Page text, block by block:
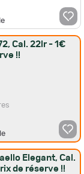
Cal. 22lr - 1€
!!
Elegant, Cal.
de réserve !!